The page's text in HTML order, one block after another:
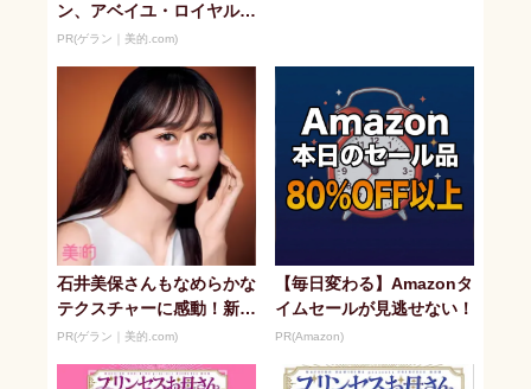
ン、アベイユ・ロイヤルの
新ナイトケア
PR(ゲラン｜美的.com)
石井美保さんもなめらかな
テクスチャーに感動！新ナ
イトケア
PR(ゲラン｜美的.com)
【毎日変わる】Amazonタ
イムセールが見逃せない！
PR(Amazon)